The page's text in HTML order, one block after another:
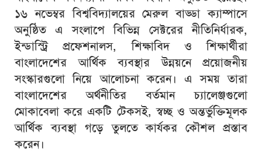
১৬ নভেম্বর বিশ্ববিদ্যালয়ের মেরুল বাড্ডা ক্যাম্পাসে
অনুষ্ঠিত এ সংলাপে বিভিন্ন সেক্টরের নীতিনির্ধারক,
ইন্ডাস্ট্রি প্রফেশনালস, শিক্ষাবিদ ও শিক্ষার্থীরা
বাংলাদেশের আর্থিক ব্যবস্থার উন্নয়নে প্রয়োজনীয়
সংস্কারগুলো নিয়ে আলোচনা করেন। এ সময় তারা
বাংলাদেশের অর্থনীতির বর্তমান চ্যালেঞ্জগুলো
মোকাবেলা করে একটি টেকসই, স্বচ্ছ ও অন্তর্ভুক্তিমূলক
আর্থিক ব্যবস্থা গড়ে তুলতে কার্যকর কৌশল প্রস্তাব
করেন।